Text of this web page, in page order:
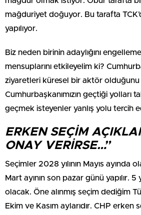
mağduriyet doğuyor. Bu tarafta
yapılıyor.
Biz neden birinin adaylığını
mensuplarını etkileyelim ki?
ziyaretleri küresel bir aktör olduğunu
Cumhurbaşkanımızın geçtiği yolları
geçmek isteyenler yanlış yolu tercih
ERKEN SEÇİM
ONAY VERİRSE…”
Seçimler 2028 yılının Mayıs ayında
Mart ayının son pazar günü yapılır. 5
olacak. Öne alınmış seçim dediğim
Ekim ve Kasım aylarıdır. CHP erken